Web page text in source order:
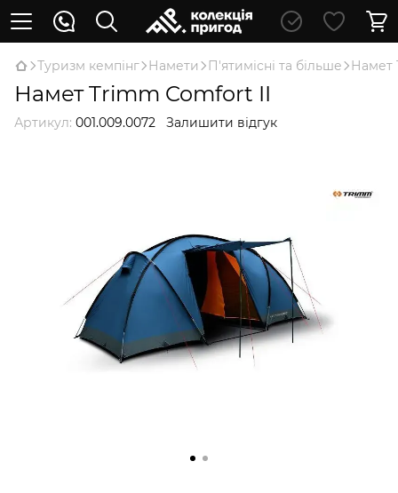
Туризм кемпінг Намети П'ятимісні та більше Намет
Намет Trimm Comfort II
Артикул: 001.009.0072 Залишити відгук